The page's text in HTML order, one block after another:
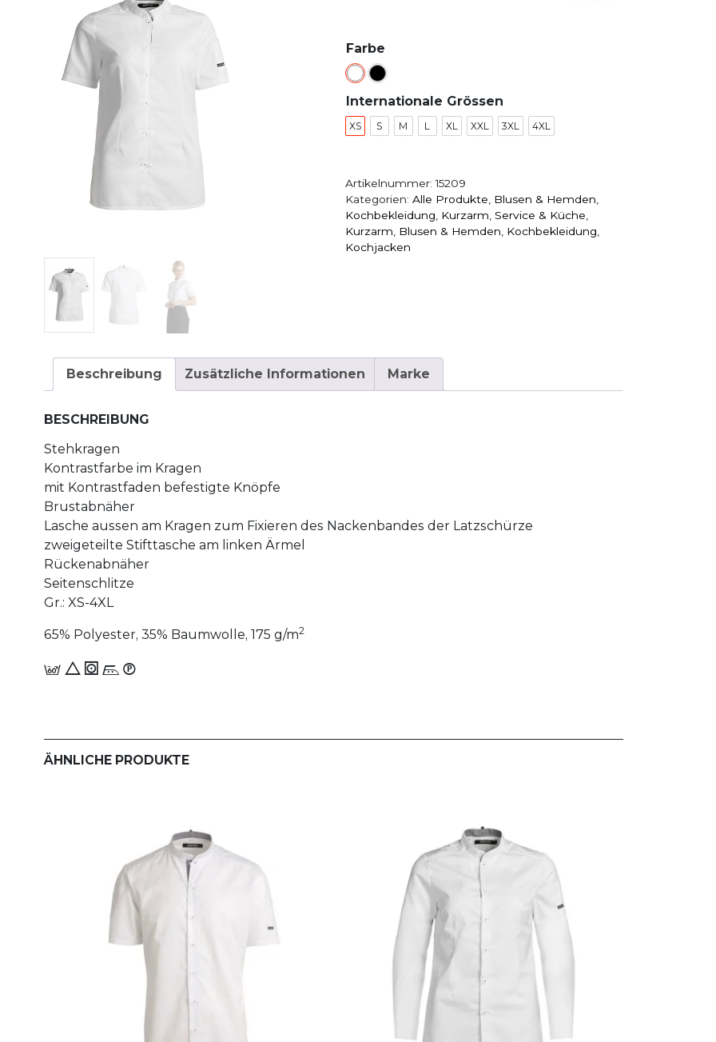
Farbe
Internationale Grössen
XS S M L XL XXL 3XL 4XL
Artikelnummer:15209
Kategorien: Alle Produkte, Blusen & Hemden,
Kochbekleidung, Kurzarm, Service & Küche,
Kurzarm, Blusen & Hemden, Kochbekleidung,
Kochjacken
Beschreibung Zusätzliche Informationen Marke
BESCHREIBUNG
Stehkragen
Kontrastfarbe im Kragen
mit Kontrastfaden befestigte Knöpfe
Brustabnäher
Lasche aussen am Kragen zum Fixieren des Nackenbandes der Latzschürze
zweigeteilte Stifttasche am linken Ärmel
Rückenabnäher
Seitenschlitze
Gr.: XS-4XL
65% Polyester, 35% Baumwolle, 175 g/m2
c 8 1 n_W
ÄHNLICHE PRODUKTE